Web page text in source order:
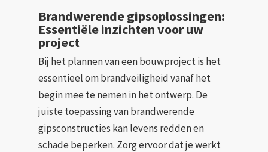
Brandwerende gipsoplossingen:
Essentiële inzichten voor uw
project
Bij het plannen van een bouwproject is het
essentieel om brandveiligheid vanaf het
begin mee te nemen in het ontwerp. De
juiste toepassing van brandwerende
gipsconstructies kan levens redden en
schade beperken. Zorg ervoor dat je werkt